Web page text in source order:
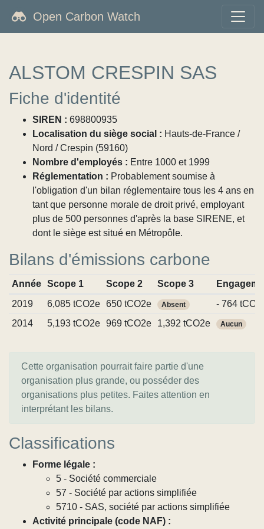
Open Carbon Watch
ALSTOM CRESPIN SAS
Fiche d'identité
SIREN : 698800935
Localisation du siège social : Hauts-de-France /
Nord / Crespin (59160)
Nombre d'employés : Entre 1000 et 1999
Réglementation : Probablement soumise à
l'obligation d'un bilan réglementaire tous les 4 ans en
tant que personne morale de droit privé, employant
plus de 500 personnes d'après la base SIRENE, et
dont le siège est situé en Métropôle.
Bilans d'émissions carbone
Année Scope 1 Scope 2 Scope 3
2019
6,085 tCO2e 650 tCO2e Absent
- 764
2014
5,193 tCO2e 969 tCO2e 1,392 tCO2e Aucun
Cette organisation pourrait faire partie d'une
organisation plus grande, ou posséder des
organisations plus petites. Faites attention en
interprétant les bilans.
Classifications
Forme légale :
5 - Société commerciale
57 - Société par actions simplifiée
5710 - SAS, société par actions simplifiée
Activité principale (code NAF) :